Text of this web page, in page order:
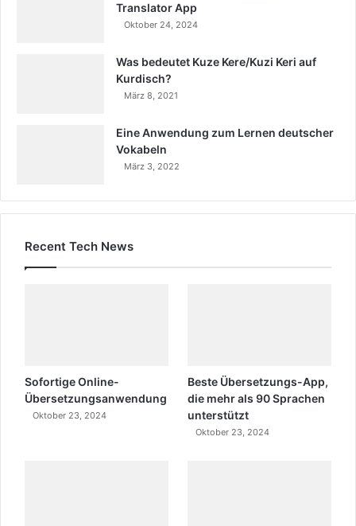
Translator App
Oktober 24, 2024
Was bedeutet Kuze Kere/Kuzi Keri auf
Kurdisch?
März 8, 2021
Eine Anwendung zum Lernen deutscher
Vokabeln
März 3, 2022
Recent Tech News
Sofortige Online-
Übersetzungsanwendung
Oktober 23, 2024
Beste Übersetzungs-App,
die mehr als 90 Sprachen
unterstützt
Oktober 23, 2024